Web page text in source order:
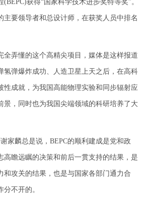
获得“国家科学技术进步奖特等奖”。
主要领导者和总设计师，在获奖人员中排名
弄懂的这个高精尖项目，媒体是这样报道
氢弹爆炸成功、人造卫星上天之后，在高科
性成就，为我国高能物理实验和同步辐射应
景，同时也为我国尖端领域的科研培养了大
麟总是说，BEPC的顺利建成是党和政
高瞻远瞩的决策和前后一贯支持的结果，是
和攻关的结果，也是与国家各部门通力合
不开的。